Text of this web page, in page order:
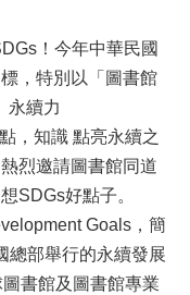
！今年中華民國
，特別以「圖書館
永續力
，知識 點亮永續之
烈邀請圖書館同道
SDGs好點子。
Goals，簡
總部舉行的永續發展
書館及圖書館專業